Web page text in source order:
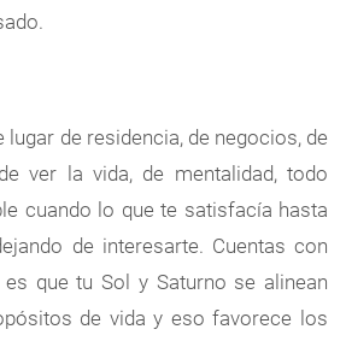
lugar de residencia, de negocios, de
ver la vida, de mentalidad, todo
cuando lo que te satisfacía hasta
de interesarte. Cuentas con
es que tu Sol y Saturno se alinean
de vida y eso favorece los